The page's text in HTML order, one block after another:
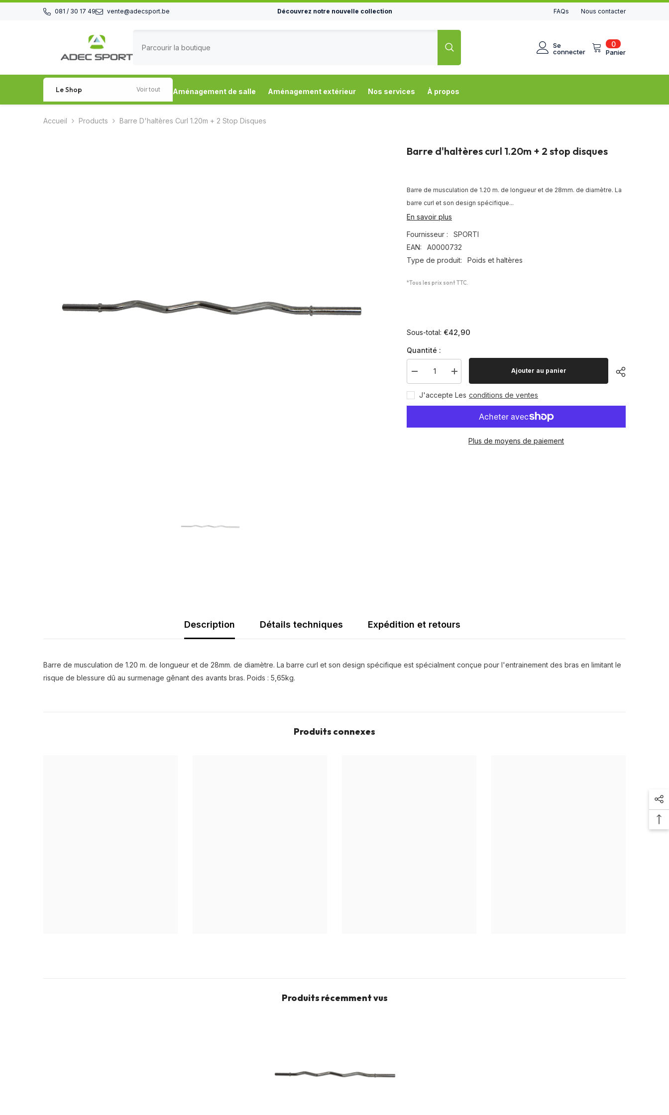
081 / 30 17 49
vente@adecsport.be Découvrez notre nouvelle collection FAQs Nous contacter
00
article
Panier
Se
connecter
Le Shop Voir tout Aménagement de salle Aménagement extérieur Nos services À propos
Accueil Products Barre D'haltères Curl 1.20m + 2 Stop Disques
Barre d'haltères curl 1.20m + 2 stop disques
Barre de musculation de 1.20 m. de longueur et de 28mm. de diamètre. La
barre curl et son design spécifique...
En savoir plus
Fournisseur :
SPORTI
EAN:
A0000732
Type de produit:
Poids et haltères
*Tous les prix sont TTC.
Sous-total:€42,90
Quantité :
Diminuer
la
quantité
pour
Barre
Augmenter
la
quantité
pour
Barre
d&#39;haltères
Ajouter au panier
J'accepte Les conditions de ventes
Plus de moyens de paiement
Description Détails techniques Expédition et retours
Barre de musculation de 1.20 m. de longueur et de 28mm. de diamètre. La barre curl et son design spécifique est spécialment conçue pour l'entrainement des bras en limitant le
risque de blessure dû au surmenage gênant des avants bras. Poids : 5,65kg.
Produits connexes
Produits récemment vus